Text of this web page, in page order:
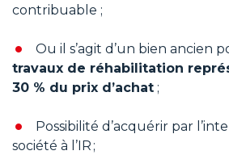
contribuable ;
Ou il s’agit d’un bien ancien
travaux de réhabilitation
30 % du prix d’achat ;
Possibilité d’acquérir par
société à l’IR ;